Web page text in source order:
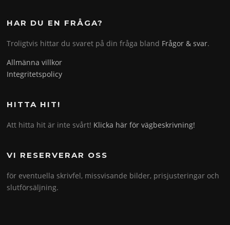
HAR DU EN FRÅGA?
Troligtvis hittar du svaret på din fråga bland Frågor & svar.
Allmänna villkor
Integritetspolicy
HITTA HIT!
Att hitta hit är inte svårt! Klicka här för vägbeskrivning!
VI RESERVERAR OSS
för eventuella skrivfel, missvisande bilder, prisjusteringar och
slutförsäljning.